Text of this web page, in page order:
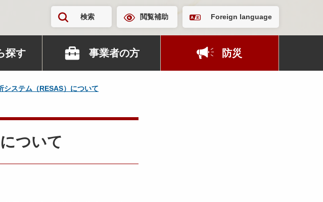
検索 閲覧補助 Foreign language
探す 事業者の方 防災
システム（RESAS）について
ついて